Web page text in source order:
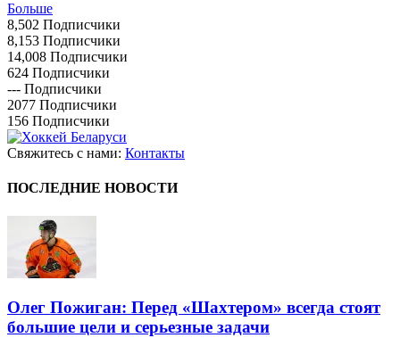
Больше
8,502 Подписчики
8,153 Подписчики
14,008 Подписчики
624 Подписчики
--- Подписчики
2077 Подписчики
156 Подписчики
Свяжитесь с нами: Контакты
ПОСЛЕДНИЕ НОВОСТИ
Олег Пожиган: Перед «Шахтером» всегда стоят
большие цели и серьезные задачи